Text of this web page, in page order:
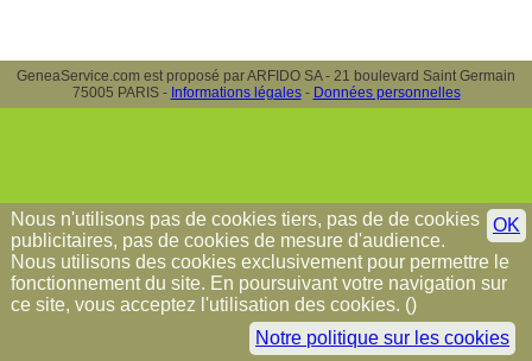
GeneaService.com est proposé par ARFIDO SA - 21 boulevard Saint Germain
75005 PARIS - Informations légales- Données personnelles
OK
Nous n'utilisons pas de cookies tiers, pas de de cookies
publicitaires, pas de cookies de mesure d'audience.
Nous utilisons des cookies exclusivement pour permettre le
fonctionnement du site. En poursuivant votre navigation sur
ce site, vous acceptez l'utilisation des cookies. (
Notre politique sur les cookies
)